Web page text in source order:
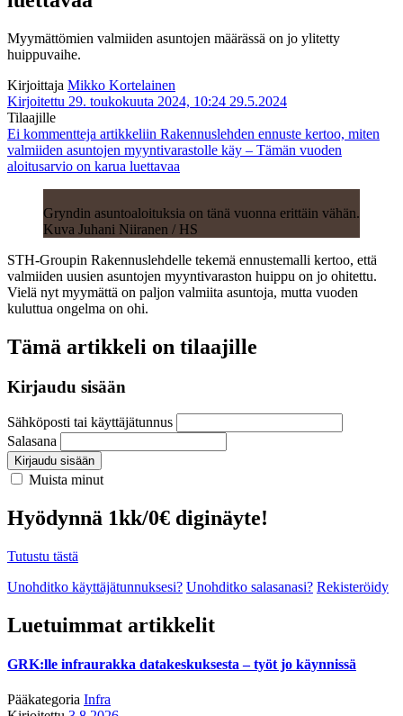
Myymättömien valmiiden asuntojen määrässä on jo ylitetty
huippuvaihe.
Kirjoittaja Mikko Kortelainen
Kirjoitettu 29. toukokuuta 2024, 10:24 29.5.2024
Tilaajille
Ei kommentteja artikkeliin Rakennuslehden ennuste kertoo, miten
valmiiden asuntojen myyntivarastolle käy – Tämän vuoden
aloitusarvio on karua luettavaa
Gryndin asuntoaloituksia on tänä vuonna erittäin vähän.
Kuva Juhani Niiranen / HS
STH-Groupin Rakennuslehdelle tekemä ennustemalli kertoo, että
valmiiden uusien asuntojen myyntivaraston huippu on jo ohitettu.
Vielä nyt myymättä on paljon valmiita asuntoja, mutta vuoden
kuluttua ongelma on ohi.
Tämä artikkeli on tilaajille
Kirjaudu sisään
Sähköposti tai käyttäjätunnus
Salasana
Kirjaudu sisään
Muista minut
Hyödynnä 1kk/0€ diginäyte!
Tutustu tästä
Unohditko käyttäjätunnuksesi? Unohditko salasanasi? Rekisteröidy
Luetuimmat artikkelit
GRK:lle infraurakka datakeskuksesta – työt jo käynnissä
Pääkategoria Infra